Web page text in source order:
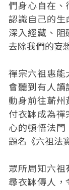
們身心自在、
認識自己的生
深入經藏、
去除我們的妄
禪宗六祖惠能
會聽到有人
動身前往蘄
付衣缽成為禪
心的頓悟法門
題名《六祖法
眾所周知六
尋衣缽傳人，